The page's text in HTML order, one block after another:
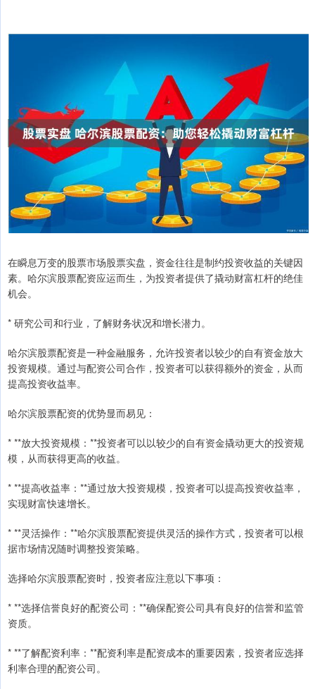
在瞬息万变的股票市场股票实盘，资金往往是制约投资收益的关键因
素。哈尔滨股票配资应运而生，为投资者提供了撬动财富杠杆的绝佳
机会。
* 研究公司和行业，了解财务状况和增长潜力。
哈尔滨股票配资是一种金融服务，允许投资者以较少的自有资金放大
投资规模。通过与配资公司合作，投资者可以获得额外的资金，从而
提高投资收益率。
哈尔滨股票配资的优势显而易见：
* **放大投资规模：**投资者可以以较少的自有资金撬动更大的投资规
模，从而获得更高的收益。
* **提高收益率：**通过放大投资规模，投资者可以提高投资收益率，
实现财富快速增长。
* **灵活操作：**哈尔滨股票配资提供灵活的操作方式，投资者可以根
据市场情况随时调整投资策略。
选择哈尔滨股票配资时，投资者应注意以下事项：
* **选择信誉良好的配资公司：**确保配资公司具有良好的信誉和监管
资质。
* **了解配资利率：**配资利率是配资成本的重要因素，投资者应选择
利率合理的配资公司。